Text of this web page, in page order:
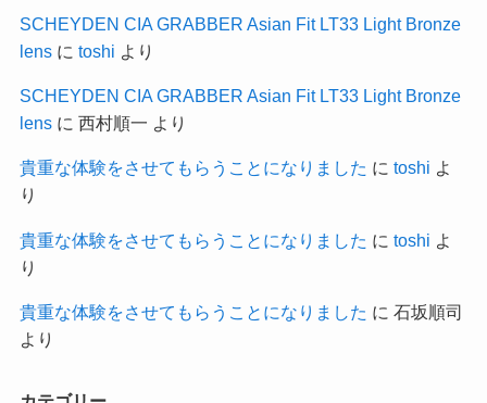
SCHEYDEN CIA GRABBER Asian Fit LT33 Light Bronze
lensに toshi より
SCHEYDEN CIA GRABBER Asian Fit LT33 Light Bronze
lensに 西村順一 より
貴重な体験をさせてもらうことになりました に toshi よ
り
貴重な体験をさせてもらうことになりました に toshi よ
り
貴重な体験をさせてもらうことになりました に 石坂順司
より